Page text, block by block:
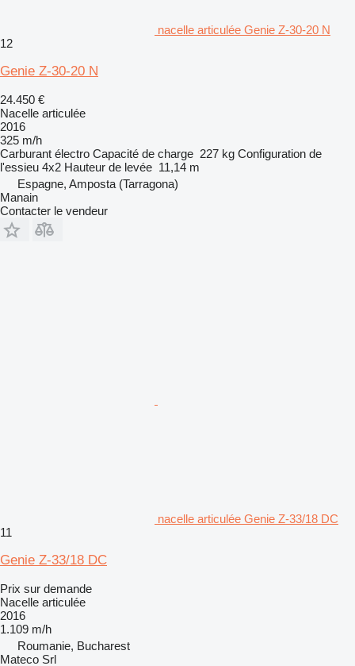
nacelle articulée Genie Z-30-20 N
12
Genie Z-30-20 N
24.450 €
Nacelle articulée
2016
325 m/h
Carburant électro Capacité de charge 227 kg Configuration de
l'essieu 4x2 Hauteur de levée 11,14 m
Espagne, Amposta (Tarragona)
Manain
Contacter le vendeur
nacelle articulée Genie Z-33/18 DC
11
Genie Z-33/18 DC
Prix sur demande
Nacelle articulée
2016
1.109 m/h
Roumanie, Bucharest
Mateco Srl